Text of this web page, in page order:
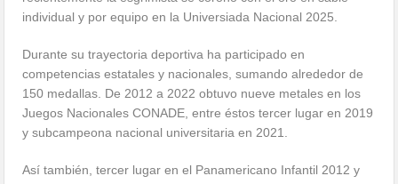
individual y por equipo en la Universiada Nacional 2025.
Durante su trayectoria deportiva ha participado en
competencias estatales y nacionales, sumando alrededor de
150 medallas. De 2012 a 2022 obtuvo nueve metales en los
Juegos Nacionales CONADE, entre éstos tercer lugar en 2019
y subcampeona nacional universitaria en 2021.
Así también, tercer lugar en el Panamericano Infantil 2012 y